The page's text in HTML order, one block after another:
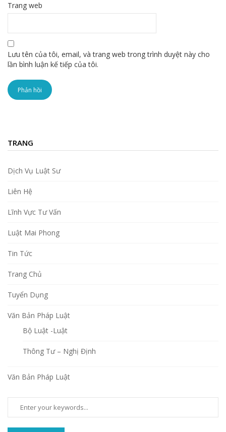
Trang web
Lưu tên của tôi, email, và trang web trong trình duyệt này cho
lần bình luận kế tiếp của tôi.
TRANG
Dịch Vụ Luật Sư
Liên Hệ
Lĩnh Vực Tư Vấn
Luật Mai Phong
Tin Tức
Trang Chủ
Tuyển Dụng
Văn Bản Pháp Luật
Bộ Luật -Luật
Thông Tư – Nghị Định
Văn Bản Pháp Luật